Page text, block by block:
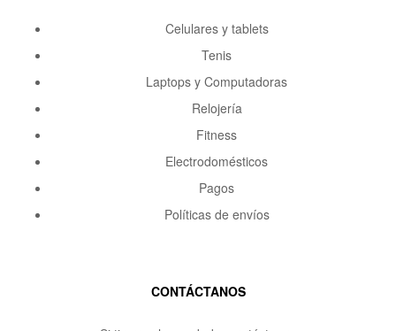
Celulares y tablets
Tenis
Laptops y Computadoras
Relojería
Fitness
Electrodomésticos
Pagos
Políticas de envíos
CONTÁCTANOS